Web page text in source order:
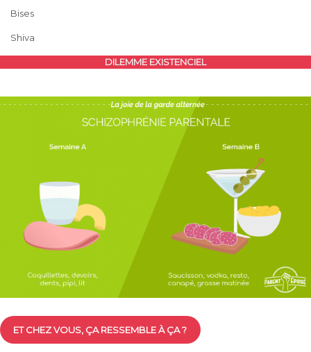
Bises
Shiva
DILEMME EXISTENCIEL
ET CHEZ VOUS, ÇA RESSEMBLE À ÇA ?